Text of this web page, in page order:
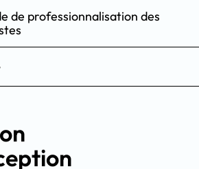
de professionnalisation des